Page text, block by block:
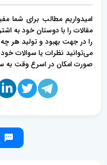
امیدواریم مطالب برای شما
مقالات را با دوستان خود به
را در جهت بهبود و تولید هر
می‌توانید نظرات یا سوالات
صورت امکان در اسرع وقت به